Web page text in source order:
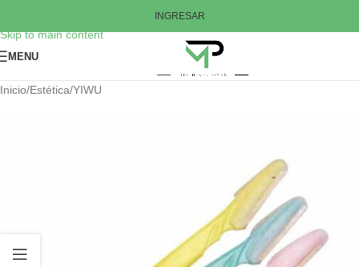
Skip to main content
INGRESAR
MENU
Inicio/Estética/YIWU